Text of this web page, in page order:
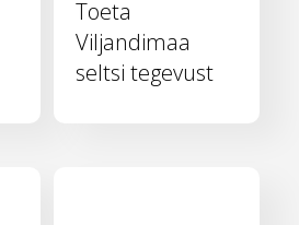
Toeta
Viljandimaa
seltsi tegevust